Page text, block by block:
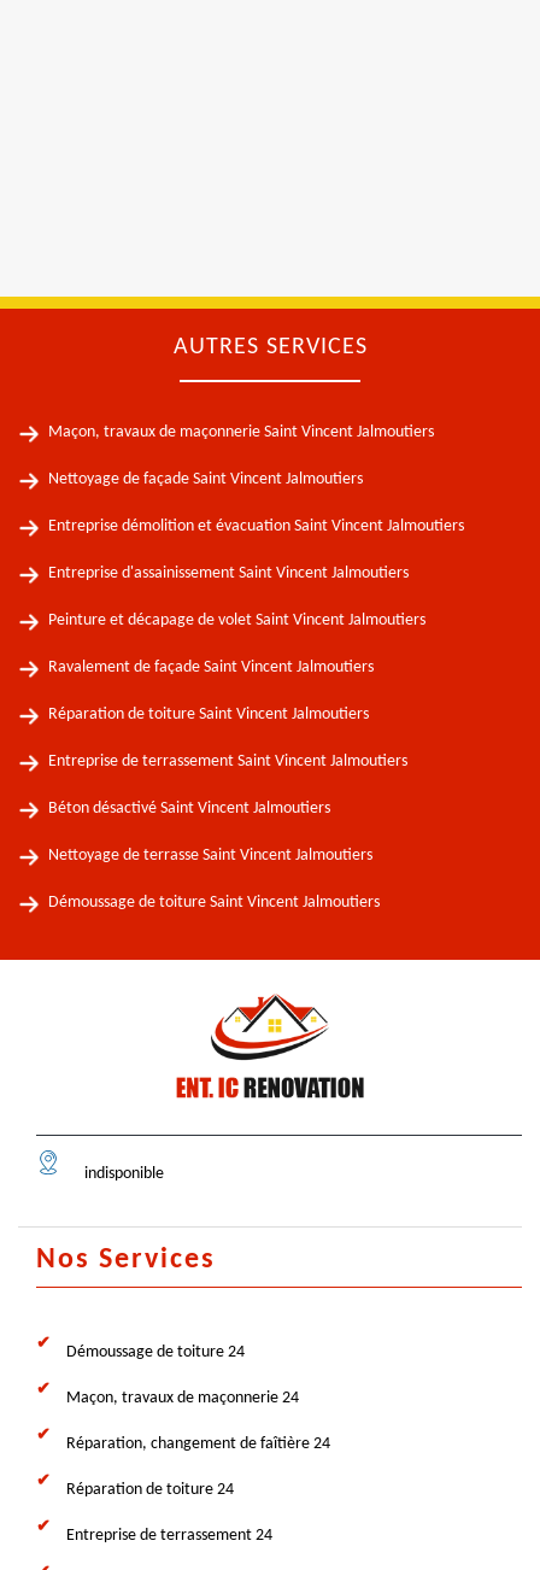
AUTRES SERVICES
Maçon, travaux de maçonnerie Saint Vincent Jalmoutiers
Nettoyage de façade Saint Vincent Jalmoutiers
Entreprise démolition et évacuation Saint Vincent Jalmoutiers
Entreprise d'assainissement Saint Vincent Jalmoutiers
Peinture et décapage de volet Saint Vincent Jalmoutiers
Ravalement de façade Saint Vincent Jalmoutiers
Réparation de toiture Saint Vincent Jalmoutiers
Entreprise de terrassement Saint Vincent Jalmoutiers
Béton désactivé Saint Vincent Jalmoutiers
Nettoyage de terrasse Saint Vincent Jalmoutiers
Démoussage de toiture Saint Vincent Jalmoutiers
indisponible
Nos Services
Démoussage de toiture 24
Maçon, travaux de maçonnerie 24
Réparation, changement de faîtière 24
Réparation de toiture 24
Entreprise de terrassement 24